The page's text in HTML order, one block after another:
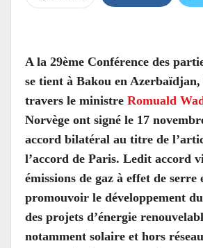
A la 29ème Conférence des
se tient à Bakou en
travers le ministre Romuald
Norvège ont signé le 17
accord bilatéral au titre de
l’accord de Paris. Ledit accord
émissions de gaz à effet de serre
promouvoir le développement
des projets d’énergie
notamment solaire et hors